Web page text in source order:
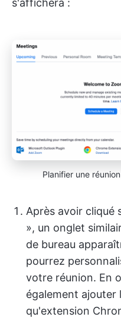
s'affichera :
Planifier une
Après avoir cliqué
», un onglet
de bureau
pourrez
votre réunion. En
également ajouter
qu'extension